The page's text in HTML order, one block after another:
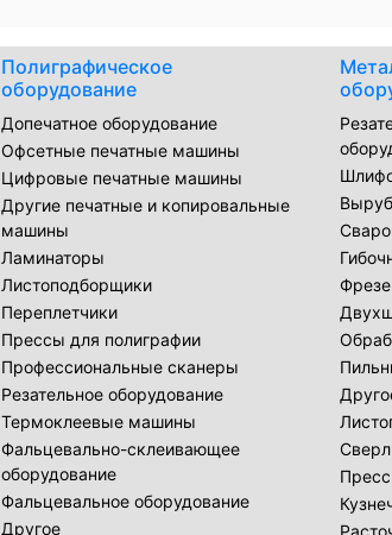
Полиграфическое
оборудование
Допечатное оборудование
Офсетные печатные машины
Цифровые печатные машины
Другие печатные и копировальные
машины
Ламинаторы
Листоподборщики
Переплетчики
Прессы для полиграфии
Профессиональные сканеры
Резательное оборудование
Термоклеевые машины
Фальцевально-склеивающее
оборудование
Фальцевальное оборудование
Другое